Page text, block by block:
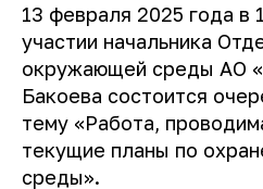
13 февраля 2025 года в
участии начальника
окружающей среды АО
Бакоева состоится
тему «Работа, п
текущие планы по
среды».